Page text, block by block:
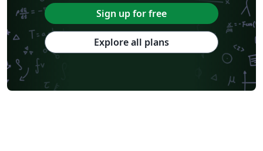
Sign up for free
Explore all plans